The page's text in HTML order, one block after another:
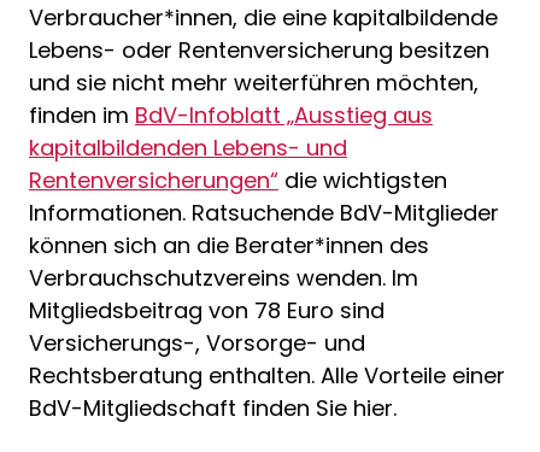
Verbraucher*innen, die eine kapitalbildende
Lebens- oder Rentenversicherung besitzen
und sie nicht mehr weiterführen möchten,
finden im BdV-Infoblatt „Ausstieg aus
kapitalbildenden Lebens- und
Rentenversicherungen“ die wichtigsten
Informationen. Ratsuchende BdV-Mitglieder
können sich an die Berater*innen des
Verbrauchschutzvereins wenden. Im
Mitgliedsbeitrag von 78 Euro sind
Versicherungs-, Vorsorge- und
Rechtsberatung enthalten. Alle Vorteile einer
BdV-Mitgliedschaft finden Sie hier.